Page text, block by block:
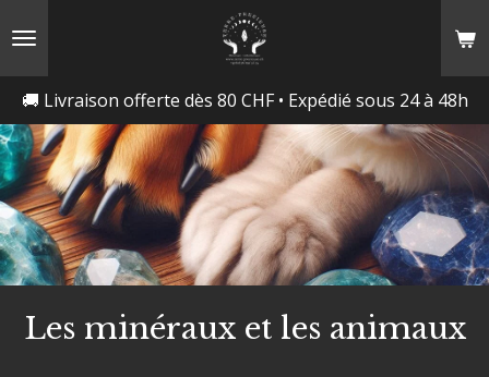
🚚 Livraison offerte dès 80 CHF • Expédié sous 24 à 48h
Les minéraux et les animaux